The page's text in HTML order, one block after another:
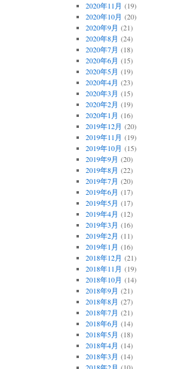
2020年11月 (19)
2020年10月 (20)
2020年9月 (21)
2020年8月 (24)
2020年7月 (18)
2020年6月 (15)
2020年5月 (19)
2020年4月 (23)
2020年3月 (15)
2020年2月 (19)
2020年1月 (16)
2019年12月 (20)
2019年11月 (19)
2019年10月 (15)
2019年9月 (20)
2019年8月 (22)
2019年7月 (20)
2019年6月 (17)
2019年5月 (17)
2019年4月 (12)
2019年3月 (16)
2019年2月 (11)
2019年1月 (16)
2018年12月 (21)
2018年11月 (19)
2018年10月 (14)
2018年9月 (21)
2018年8月 (27)
2018年7月 (21)
2018年6月 (14)
2018年5月 (18)
2018年4月 (14)
2018年3月 (14)